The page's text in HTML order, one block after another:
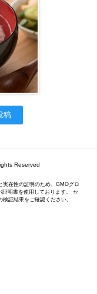
稿
Reserved
実在性の証明のため、GMOグロ
明書を使用しております。 セ
証結果をご確認ください。